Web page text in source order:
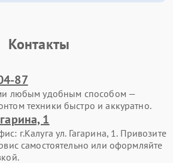
Контакты
87
любым удобным способом —
техники быстро и аккуратно.
1
г.Калуга ул. Гагарина, 1. Привозите
самостоятельно или оформляйте